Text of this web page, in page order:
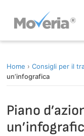
contenuto
Home › Consigli per il
un’infografica
Piano